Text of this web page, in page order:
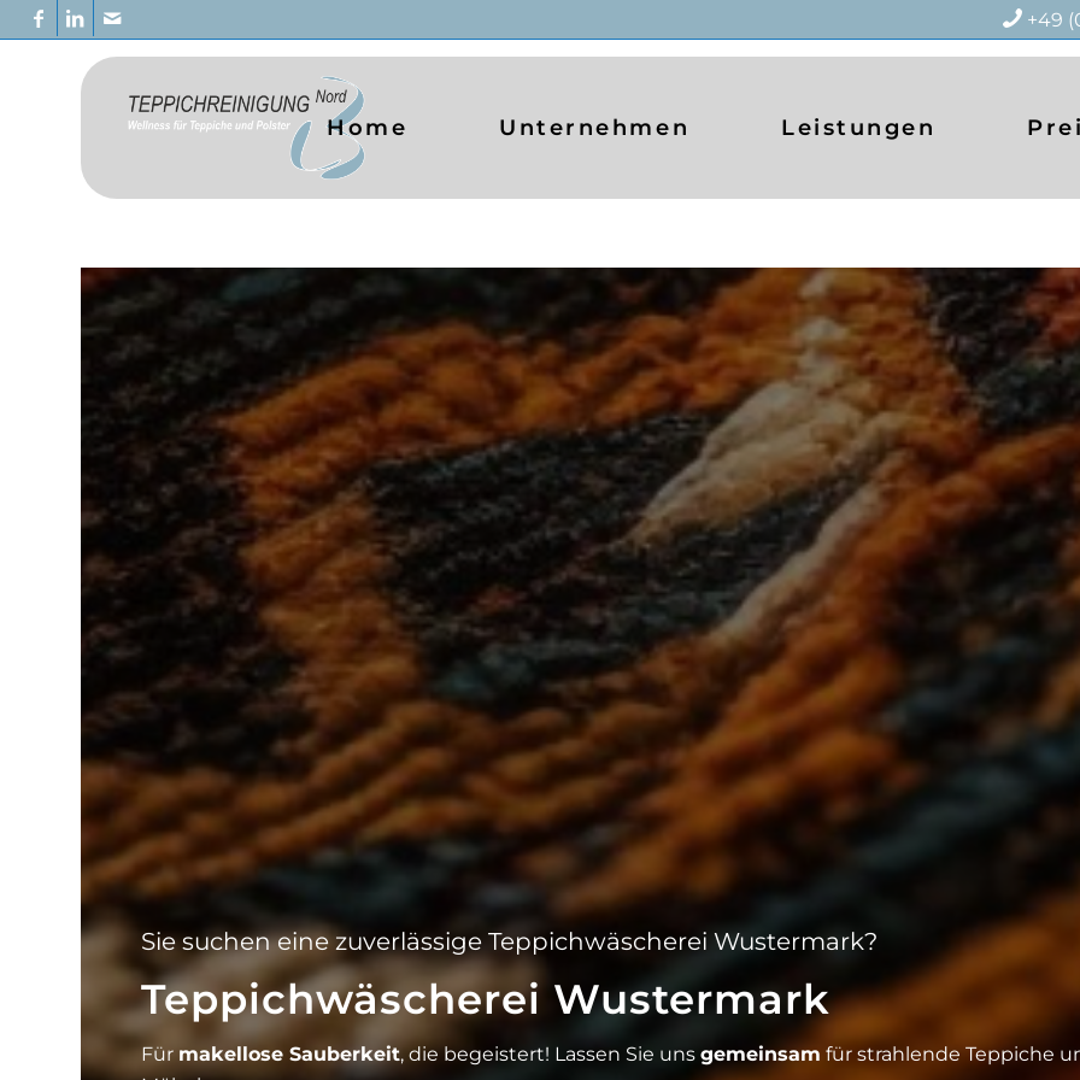
+49
Home Unternehmen Leistungen
Sie suchen eine zuverlässige Teppichwäscherei Wustermark?
Teppichwäscherei Wustermark
Für makellose Sauberkeit, die begeistert! Lassen Sie uns gemeinsam für strahlende Teppiche